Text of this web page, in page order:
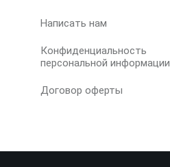
Написать нам
Конфиденциальность
персональной информации
Договор оферты